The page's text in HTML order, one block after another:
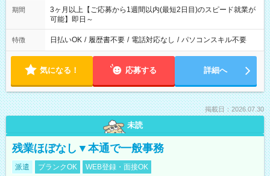
期間
3ヶ月以上【ご応募から1週間以内(最短2日目)のスピード就業が
可能】即日～
特徴 日払いOK / 履歴書不要 / 電話対応なし / パソコンスキル不要
気になる！ 応募する 詳細へ
掲載日：2026.07.30
未読
残業ほぼなし▼本通で一般事務
派遣 ブランクOK WEB登録・面接OK